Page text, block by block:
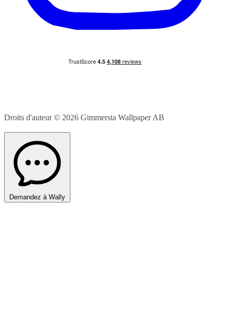
Droits d'auteur © 2026 Gimmersta Wallpaper AB
Demandez à Wally